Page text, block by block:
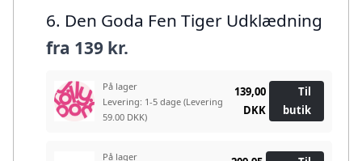
6. Den Goda Fen Tiger Udklædning
fra 139 kr.
På lager
Levering: 1-5 dage (Levering
59.00 DKK)
139,00
DKK
Til
butik
På lager